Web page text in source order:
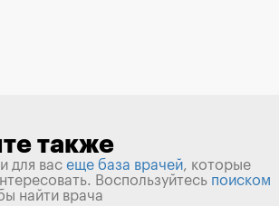
также
для вас еще база врачей, которые
Воспользуйтесь поиском
найти врача